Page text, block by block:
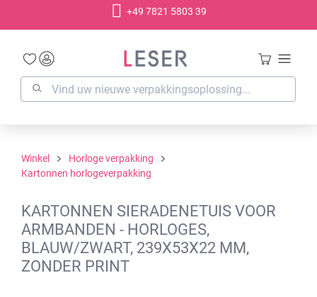
+49 7821 5803 39
Winkel
Horloge verpakking
Kartonnen horlogeverpakking
KARTONNEN SIERADENETUIS VOOR
ARMBANDEN - HORLOGES,
BLAUW/ZWART, 239X53X22 MM,
ZONDER PRINT